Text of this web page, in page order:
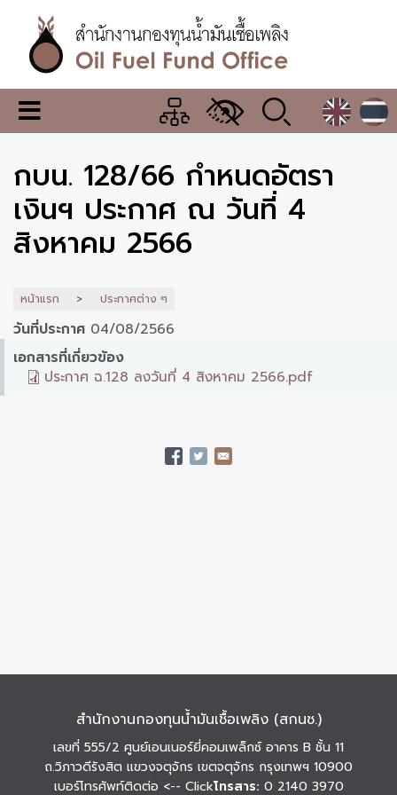
เนื้อหา
หลักสำนักงาน
กองทุน
น้ำมัน
เชื้อ
เพลิง
เมนู
เปลี่ยน
แสดง
ผล
กบน. 128/66 กำหนดอัตรา
เงินฯ ประกาศ ณ วันที่ 4
สิงหาคม 2566
หน้าแรก ประกาศต่าง ๆ
วันที่ประกาศ 04/08/2566
เอกสารที่เกี่ยวข้อง
ประกาศ ฉ.128 ลงวันที่ 4 สิงหาคม 2566.pdf
สำนักงานกองทุนน้ำมันเชื้อเพลิง (สกนช.)
เลขที่ 555/2 ศูนย์เอนเนอร์ยี่คอมเพล็กซ์ อาคาร B ชั้น 11
ถ.วิภาวดีรังสิต แขวงจตุจักร เขตจตุจักร กรุงเทพฯ 10900
เบอร์โทรศัพท์ติดต่อ <-- Clickโทรสาร: 0 2140 3970